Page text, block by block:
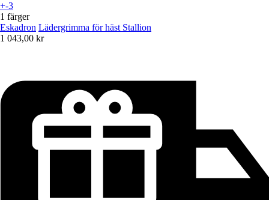
+-3
1 färger
Eskadron Lädergrimma för häst Stallion
1 043,00 kr